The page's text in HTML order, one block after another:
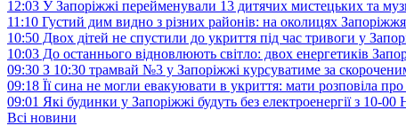
12:03 У Запоріжжі перейменували 13 дитячих мистецьких та
11:10 Густий дим видно з різних районів: на околицях
10:50 Двох дітей не спустили до укриття під час тривоги у
10:03 До останнього відновлюють світло: двох енергетиків
09:30 З 10:30 трамвай №3 у Запоріжжі курсуватиме за
09:18 Її сина не могли евакуювати в укриття: мати розповіла
09:01 Які будинки у Запоріжжі будуть без електроенергії з 10-00
Всі новини